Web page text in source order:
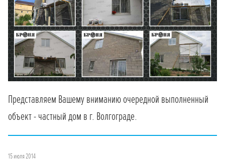
Представляем Вашему вниманию очередной выполненный
объект - частный дом в г. Волгограде.
15 июля 2014